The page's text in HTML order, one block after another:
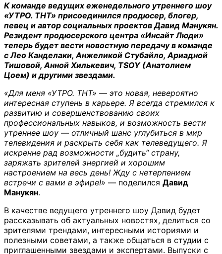
К команде ведущих еженедельного утреннего шоу
«УТРО. ТНТ» присоединился продюсер, блогер,
певец и автор социальных проектов Давид Манукян.
Резидент продюсерского центра «Инсайт Люди»
теперь будет вести новостную передачу в команде
с Лео Канделаки, Анжеликой Стубайло, Ариадной
Тишовой, Анной Хилькевич, TSOY (Анатолием
Цоем) и другими звездами.
«Для меня «УТРО. ТНТ» — это новая, невероятно
интересная ступень в карьере. Я всегда стремился к
развитию и совершенствованию своих
профессиональных навыков, и возможность вести
утреннее шоу — отличный шанс углубиться в мир
телевидения и раскрыть себя как телеведущего. Я
искренне рад возможности „будить“ страну,
заряжать зрителей энергией и хорошим
настроением на весь день! Жду с нетерпением
встречи с вами в эфире!» — поделился Давид
Манукян.
В качестве ведущего утреннего шоу Давид будет
рассказывать об актуальных новостях, делиться со
зрителями трендами, интересными историями и
полезными советами, а также общаться в студии с
приглашенными звездами и экспертами. Выпуски с